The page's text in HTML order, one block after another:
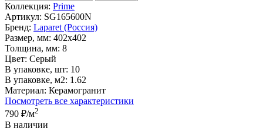
Коллекция: Prime
Артикул: SG165600N
Бренд: Laparet (Россия)
Размер, мм: 402x402
Толщина, мм: 8
Цвет: Серый
В упаковке, шт: 10
В упаковке, м2: 1.62
Материал: Керамогранит
Посмотреть все характеристики
790 ₽/м2
В наличии